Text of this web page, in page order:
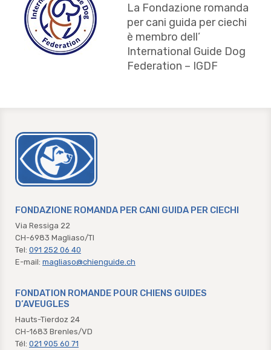
La Fondazione romanda
per cani guida per ciechi
è membro dell’
International Guide Dog
Federation – IGDF
FONDAZIONE ROMANDA PER CANI GUIDA PER CIECHI
Via Ressiga 22
CH-6983 Magliaso/TI
Tel: 091 252 06 40
E-mail: magliaso@chienguide.ch
FONDATION ROMANDE POUR CHIENS GUIDES
D’AVEUGLES
Hauts-Tierdoz 24
CH-1683 Brenles/VD
Tél: 021 905 60 71